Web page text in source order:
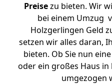
Preisezu bieten. Wir
bei einem Umzug
Holzgerlingen Geld
setzen wir alles daran,
bieten. Ob Sie nun
oder ein großes Haus
umgezogen